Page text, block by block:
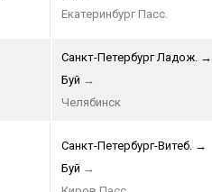
Екатеринбург Пасс.
Санкт-Петербург Ладож. →
Буй →
Челябинск
Санкт-Петербург-Витеб. →
Буй →